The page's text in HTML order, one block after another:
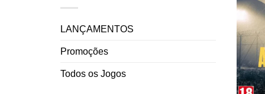
LANÇAMENTOS
Promoções
Todos os Jogos